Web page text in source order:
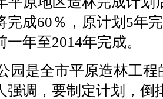
完成60％，原计划5年
年至2014年完成。
园是全市平原造林工
强调，要制定计划，倒